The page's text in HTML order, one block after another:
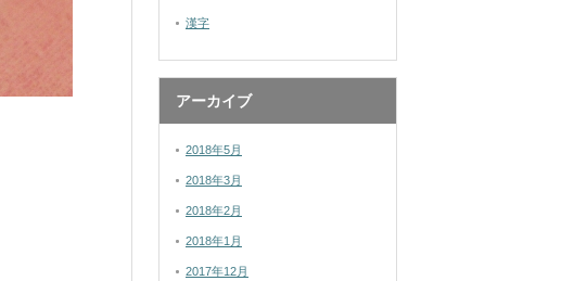
漢字
アーカイブ
2018年5月
2018年3月
2018年2月
2018年1月
2017年12月